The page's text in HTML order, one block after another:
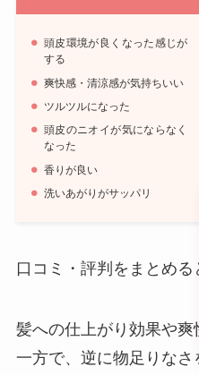
頭皮環境が良くなった感じが
する
爽快感・清涼感が気持ちいい
ツルツルになった
頭皮のニオイが気にならなく
なった
香りが良い
洗いあがりがサッパリ
口コミ・評判をまとめ
髪への仕上がり効果や爽
一方で、逆に物足りなさ